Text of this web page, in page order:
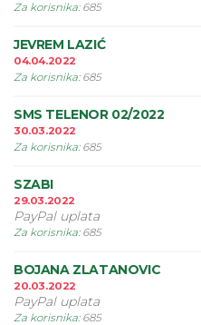
Za korisnika: 685
JEVREM LAZIĆ
04.04.2022
Za korisnika: 685
SMS TELENOR 02/2022
30.03.2022
Za korisnika: 685
SZABI
29.03.2022
PayPal uplata
Za korisnika: 685
BOJANA ZLATANOVIC
20.03.2022
PayPal uplata
Za korisnika: 685